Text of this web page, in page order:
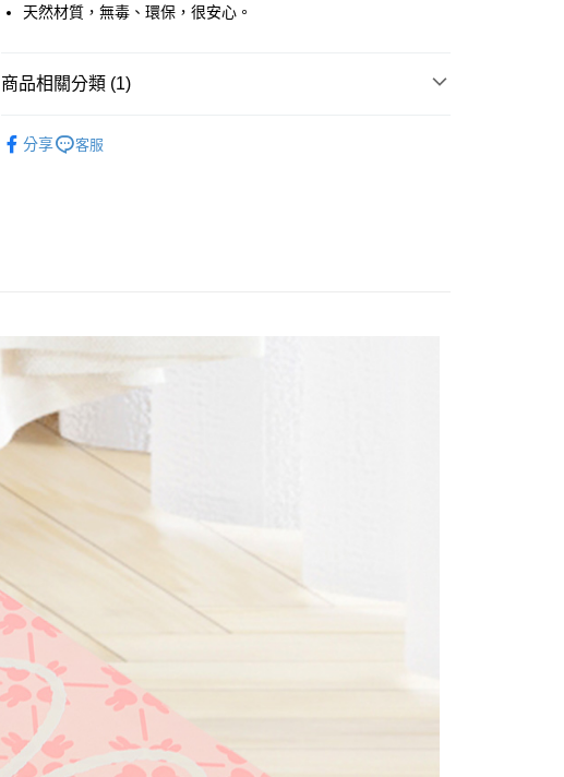
AFTEE先享後付
相關說明
AFTEE先享後付是「在收到商品之後才付款」的支付方式。 讓您購物簡單
便利好安心！
３．收到繳費通知簡訊後14天內，點擊此簡訊中的連結，可透過四大超商
／ATM／網路銀行／等多元方式進行付款，方視為交易完成。
※ 請注意：結帳手續完成當下不需立刻繳費，但若您需要取消訂單，請聯
絡購買商品的店家。未經商家同意取消之訂單仍視為有效，需透過AFTEE
先享後付繳納相關費用。
※ 交易是否成功請以「AFTEE先享後付 」之結帳頁面顯示為準，若有關於
是否繳費成功／繳費後需取消欲退款等相關疑問，請聯繫「AFTEE先享後
付客戶支援中心」
【注意事項】
１．透過由恩沛科技股份有限公司提供之「AFTEE先享後付」服務完成之
交易，需依本服務之必要範圍內提供個人資料，並將交易相關給付款項請
求債權轉讓予恩沛科技股份有限公司。
２．關於個人資料處理事宜，請瀏覽以下網址：
https://aftee.tw/terms/#terms3
３．未成年的使用者請事先徵得法定代理人或監護人之同意方可使用
「AFTEE先享後付」，若未經同意申辦者引起之損失，本公司不負相關責
任。
４．使用「AFTEE先享後付」時，將依據個別帳號之用戶狀況，依本公司
即時審查核予不同之上限額度；若仍有額度不足之情形，本公司將視審查
結果請求用戶進行身份認證。
５．嚴禁一人註冊多個帳號或使用他人資訊註冊。若發現惡意使用之情
形，恩沛科技股份有限公司將有權停止該用戶之使用額度並採取法律行
ATM付款
每筆NT$60，滿NT$1,000(含以上)免運費
7-11取貨付款
每筆NT$60，滿NT$1,000(含以上)免運費
宅配
每筆NT$100，滿NT$1,000(含以上)免運費
每筆NT$150，滿NT$1,000(含以上)免運費
天然材質，無毒、環保，很安心。
商品相關分類 (1)
分享
客服